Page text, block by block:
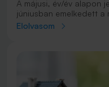
A májusi, év/év alapon
júniusban emelkedett a
száma – a szóban
Elolvasom